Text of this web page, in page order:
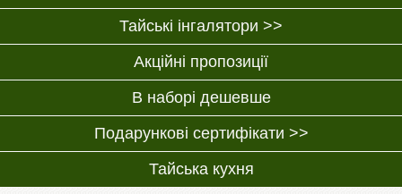
Тайські інгалятори >>
Акційні пропозиції
В наборі дешевше
Подарункові сертифікати >>
Тайська кухня